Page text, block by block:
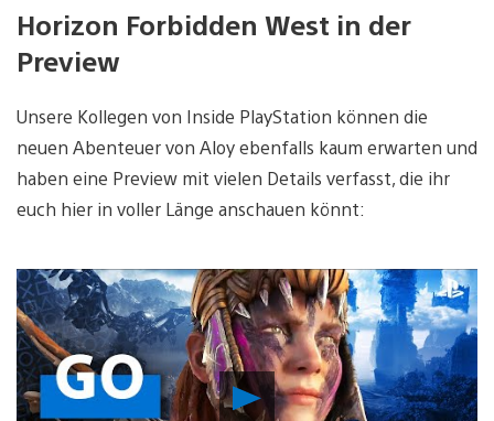
Horizon Forbidden West in der
Preview
Unsere Kollegen von Inside PlayStation können die
neuen Abenteuer von Aloy ebenfalls kaum erwarten und
haben eine Preview mit vielen Details verfasst, die ihr
euch hier in voller Länge anschauen könnt:
Video
abspielen